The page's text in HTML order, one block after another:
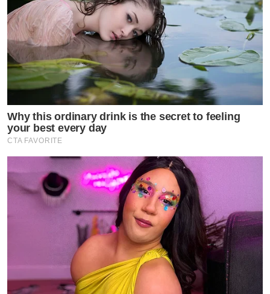
Why this ordinary drink is the secret to feeling
your best every day
CTA FAVORITE